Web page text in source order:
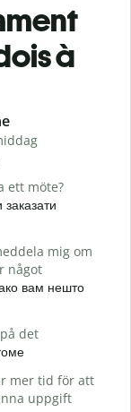
à
ett möte?
mig om
något
вам нешто
det
mer tid för att
uppgift